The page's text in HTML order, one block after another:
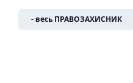
- весь ПРАВОЗАХИСНИК